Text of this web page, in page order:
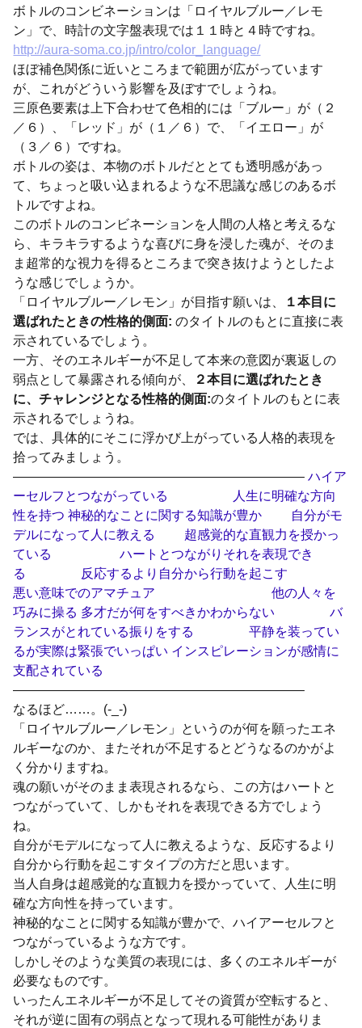
ボトルのコンビネーションは「ロイヤルブルー／レモ
ン」で、時計の文字盤表現では１１時と４時ですね。
http://aura-soma.co.jp/intro/color_language/
ほぼ補色関係に近いところまで範囲が広がっています
が、これがどういう影響を及ぼすでしょうね。
三原色要素は上下合わせて色相的には「ブルー」が（２
／６）、「レッド」が（１／６）で、「イエロー」が
（３／６）ですね。
ボトルの姿は、本物のボトルだととても透明感があっ
て、ちょっと吸い込まれるような不思議な感じのあるボ
トルですよね。
このボトルのコンビネーションを人間の人格と考えるな
ら、キラキラするような喜びに身を浸した魂が、そのま
ま超常的な視力を得るところまで突き抜けようとしたよ
うな感じでしょうか。
「ロイヤルブルー／レモン」が目指す願いは、
１本目に
選ばれたときの性格的側面:のタイトルのもとに直接に表
示されているでしょう。
一方、そのエネルギーが不足して本来の意図が裏返しの
弱点として暴露される傾向が、
２本目に選ばれたとき
に、チャレンジとなる性格的側面:のタイトルのもとに表
示されるでしょうね。
では、具体的にそこに浮かび上がっている人格的表現を
拾ってみましょう。
——————————————————————– ハイア
ーセルフとつながっている 人生に明確な方向
性を持つ 神秘的なことに関する知識が豊か 自分がモ
デルになって人に教える 超感覚的な直観力を授かっ
ている ハートとつながりそれを表現でき
る 反応するより自分から行動を起こす
悪い意味でのアマチュア 他の人々を
巧みに操る 多才だが何をすべきかわからない バ
ランスがとれている振りをする 平静を装ってい
るが実際は緊張でいっぱい インスピレーションが感情に
支配されている
——————————————————————–
なるほど……。(-_-)
「ロイヤルブルー／レモン」というのが何を願ったエネ
ルギーなのか、またそれが不足するとどうなるのかがよ
く分かりますね。
魂の願いがそのまま表現されるなら、この方はハートと
つながっていて、しかもそれを表現できる方でしょう
ね。
自分がモデルになって人に教えるような、反応するより
自分から行動を起こすタイプの方だと思います。
当人自身は超感覚的な直観力を授かっていて、人生に明
確な方向性を持っています。
神秘的なことに関する知識が豊かで、ハイアーセルフと
つながっているような方です。
しかしそのような美質の表現には、多くのエネルギーが
必要なものです。
いったんエネルギーが不足してその資質が空転すると、
それが逆に固有の弱点となって現れる可能性がありま